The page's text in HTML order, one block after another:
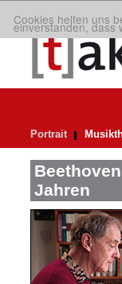
Cookies helfen uns
einverstanden, dass
Portrait
Jahren